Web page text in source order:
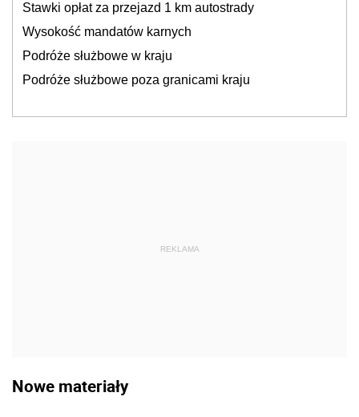
Stawki opłat za przejazd 1 km autostrady
Wysokość mandatów karnych
Podróże służbowe w kraju
Podróże służbowe poza granicami kraju
REKLAMA
Nowe materiały